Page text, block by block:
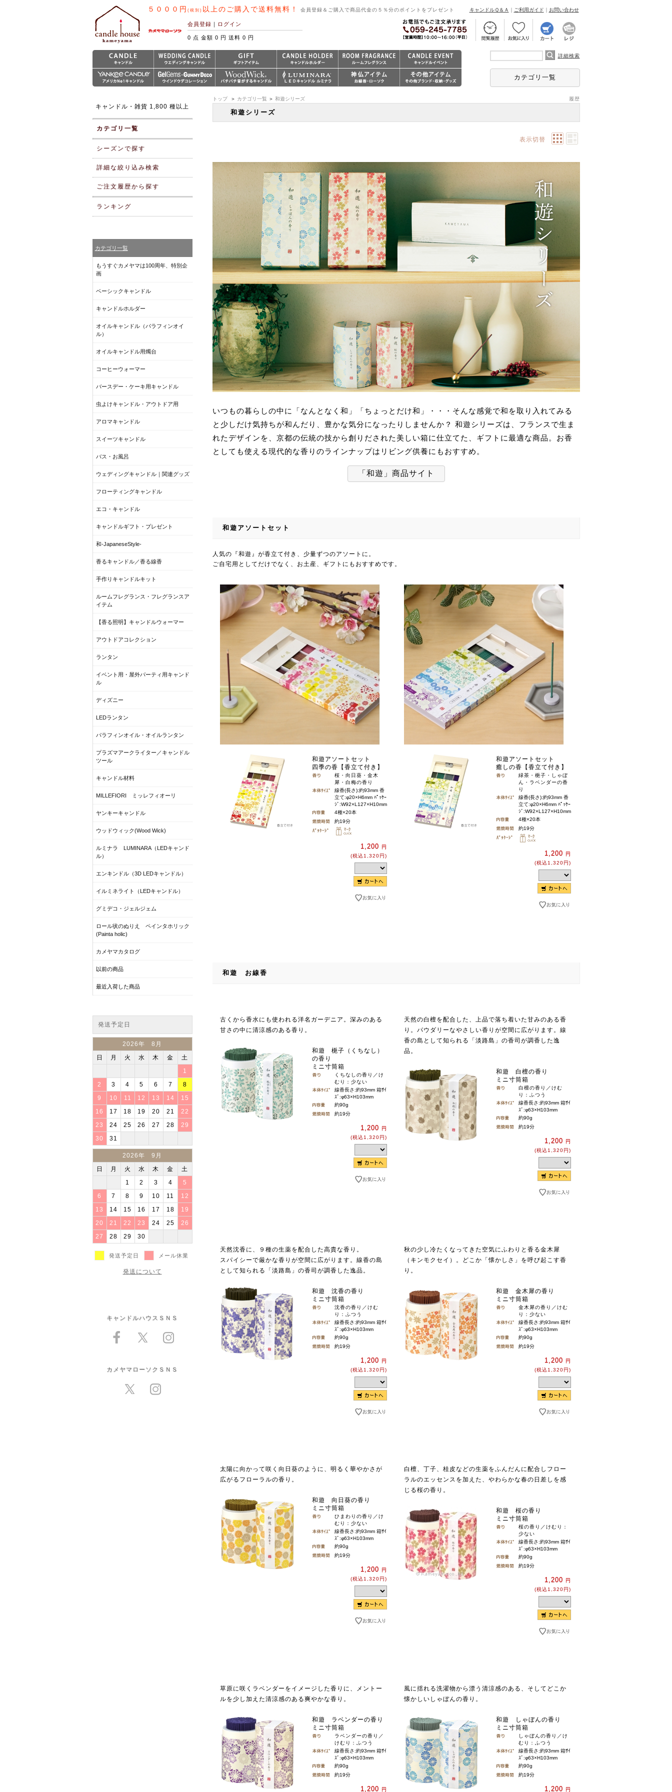
５０００円 (税別) 以上のご購入で送料無料！ 会員登録＆ご購入で商品代金の５％分のポイントをプレゼント キャンドルＱ＆Ａ ｜ ご利用ガイド ｜ お問い合わせ
会員登録 ｜ ログイン
0 点 金額 0 円 送料 0 円
詳細検索
カテゴリ一覧
トップ＞ カテゴリ一覧 ＞ 和遊シリーズ 履歴
和遊シリーズ
表示切替
いつもの暮らしの中に「なんとなく和」「ちょっとだけ和」・・・そんな感覚で和を取り入れてみる
と少しだけ気持ちが和んだり、豊かな気分になったりしませんか？ 和遊シリーズは、フランスで生ま
れたデザインを、京都の伝統の技から創りだされた美しい箱に仕立てた、ギフトに最適な商品。お香
としても使える現代的な香りのラインナップはリビング供養にもおすすめ。
「和遊」商品サイト
和遊アソートセット
人気の『和遊』が香立て付き、少量ずつのアソートに。
ご自宅用としてだけでなく、お土産、ギフトにもおすすめです。
和遊アソートセット
四季の香【香立て付き】
桜・向日葵・金木
犀・白梅の香り
線香(長さ):約93mm 香
立て:φ20×H6mm ﾊﾟｯｹｰ
ｼﾞ:W92×L127×H10mm
4種×20本
約19分
1,200
円
(税込1,320円)
和遊アソートセット
癒しの香【香立て付き】
緑茶・梔子・しゃぼ
ん・ラベンダーの香
り
線香(長さ):約93mm 香
立て:φ20×H6mm ﾊﾟｯｹｰ
ｼﾞ:W92×L127×H10mm
4種×20本
約19分
1,200
円
(税込1,320円)
和遊 お線香
古くから香水にも使われる洋名ガーデニア。深みのある
甘さの中に清涼感のある香り。
和遊 梔子（くちなし）
の香り
ミニ寸筒箱
くちなしの香り／け
むり：少ない
線香長さ:約93mm 箱ｻｲ
ｽﾞ:φ63×H103mm
約90g
約19分
1,200
円
(税込1,320円)
天然の白檀を配合した、上品で落ち着いた甘みのある香
り。パウダリーなやさしい香りが空間に広がります。線
香の島として知られる「淡路島」の香司が調香した逸
品。
和遊 白檀の香り
ミニ寸筒箱
白檀の香り／けむ
り：ふつう
線香長さ:約93mm 箱ｻｲ
ｽﾞ:φ63×H103mm
約90g
約19分
1,200
円
(税込1,320円)
天然沈香に、９種の生薬を配合した高貴な香り。
スパイシーで厳かな香りが空間に広がります。線香の島
として知られる「淡路島」の香司が調香した逸品。
和遊 沈香の香り
ミニ寸筒箱
沈香の香り／けむ
り：ふつう
線香長さ:約93mm 箱ｻｲ
ｽﾞ:φ63×H103mm
約90g
約19分
1,200
円
(税込1,320円)
秋の少し冷たくなってきた空気にふわりと香る金木犀
（キンモクセイ）。どこか「懐かしさ」を呼び起こす香
り。
和遊 金木犀の香り
ミニ寸筒箱
金木犀の香り／けむ
り：少ない
線香長さ:約93mm 箱ｻｲ
ｽﾞ:φ63×H103mm
約90g
約19分
1,200
円
(税込1,320円)
太陽に向かって咲く向日葵のように、明るく華やかさが
広がるフローラルの香り。
和遊 向日葵の香り
ミニ寸筒箱
ひまわりの香り／け
むり：少ない
線香長さ:約93mm 箱ｻｲ
ｽﾞ:φ63×H103mm
約90g
約19分
1,200
円
(税込1,320円)
白檀、丁子、桂皮などの生薬をふんだんに配合しフロー
ラルのエッセンスを加えた、やわらかな春の日差しを感
じる桜の香り。
和遊 桜の香り
ミニ寸筒箱
桜の香り／けむり：
少ない
線香長さ:約93mm 箱ｻｲ
ｽﾞ:φ63×H103mm
約90g
約19分
1,200
円
(税込1,320円)
草原に咲くラベンダーをイメージした香りに、メントー
ルを少し加えた清涼感のある爽やかな香り。
和遊 ラベンダーの香り
ミニ寸筒箱
ラベンダーの香り／
けむり：ふつう
線香長さ:約93mm 箱ｻｲ
ｽﾞ:φ63×H103mm
約90g
約19分
1,200 円
風に揺れる洗濯物から漂う清涼感のある、そしてどこか
懐かしいしゃぼんの香り。
和遊 しゃぼんの香り
ミニ寸筒箱
しゃぼんの香り／け
むり：ふつう
線香長さ:約93mm 箱ｻｲ
ｽﾞ:φ63×H103mm
約90g
約19分
1,200 円
キャンドル・雑貨 1,800 種以上
カテゴリ一覧
シーズンで探す
詳細な絞り込み検索
ご注文履歴から探す
ランキング
カテゴリ一覧
もうすぐカメヤマは100周年、特別企
画
ベーシックキャンドル
キャンドルホルダー
オイルキャンドル（パラフィンオイ
ル）
オイルキャンドル用燭台
コーヒーウォーマー
バースデー・ケーキ用キャンドル
虫よけキャンドル・アウトドア用
アロマキャンドル
スイーツキャンドル
バス・お風呂
ウェディングキャンドル｜関連グッズ
フローティングキャンドル
エコ・キャンドル
キャンドルギフト・プレゼント
和-JapaneseStyle-
香るキャンドル／香る線香
手作りキャンドルキット
ルームフレグランス・フレグランスア
イテム
【香る照明】キャンドルウォーマー
アウトドアコレクション
ランタン
イベント用・屋外パーティ用キャンド
ル
ディズニー
LEDランタン
パラフィンオイル・オイルランタン
プラズマアークライター／キャンドル
ツール
キャンドル材料
MILLEFIORI ミッレフィオーリ
ヤンキーキャンドル
ウッドウィック(Wood Wick)
ルミナラ LUMINARA（LEDキャンド
ル）
エンキンドル（3D LEDキャンドル）
イルミネライト（LEDキャンドル）
グミデコ・ジェルジェム
ロール状のぬりえ ペインタホリック
(Painta holic)
カメヤマカタログ
以前の商品
最近入荷した商品
発送予定日
2026年 8月
日 月 火 水 木 金 土
1
2 3 4 5 6 7 8
9 10 11 12 13 14 15
16 17 18 19 20 21 22
23 24 25 26 27 28 29
30 31
2026年 9月
日 月 火 水 木 金 土
1 2 3 4 5
6 7 8 9 10 11 12
13 14 15 16 17 18 19
20 21 22 23 24 25 26
27 28 29 30
発送予定日 メール休業
発送について
キャンドルハウスＳＮＳ
カメヤマローソクＳＮＳ